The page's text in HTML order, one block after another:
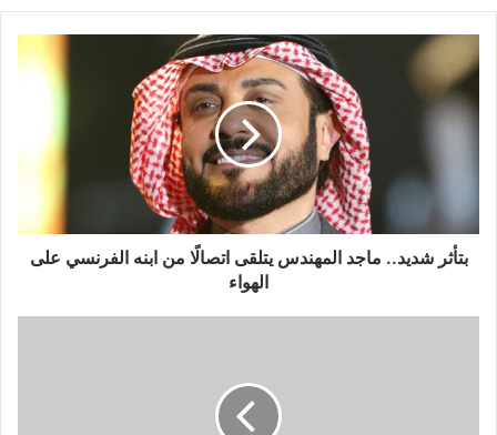
شديد..
المهندس
الفرنسي
على
بتأثر شديد.. ماجد المهندس يتلقى اتصالًا من ابنه الفرنسي على
الهواء